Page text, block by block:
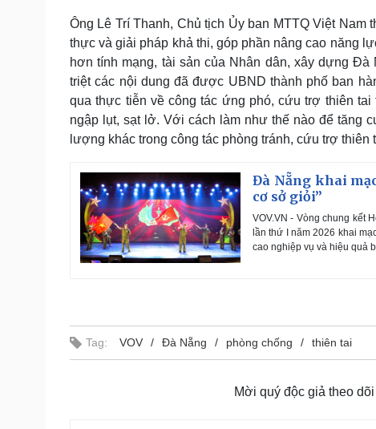
Ông Lê Trí Thanh, Chủ tịch Ủy ban MTTQ Việt
thực và giải pháp khả thi, góp phần nâng cao năng
hơn tính mạng, tài sản của Nhân dân, xây dựng
triệt các nội dung đã được UBND thành phố ban
qua thực tiễn về công tác ứng phó, cứu trợ thiên
ngập lụt, sạt lở. Với cách làm như thế nào để
lượng khác trong công tác phòng tránh, cứu trợ thiên
Đà Nẵng khai
cơ sở giỏi”
VOV.VN - Vòng chung kết
lần thứ I năm 2026 khai
cao nghiệp vụ và hiệu quả
Tag: VOV Đà Nẵng phòng chống thiên tai
Mời quý độc giả theo